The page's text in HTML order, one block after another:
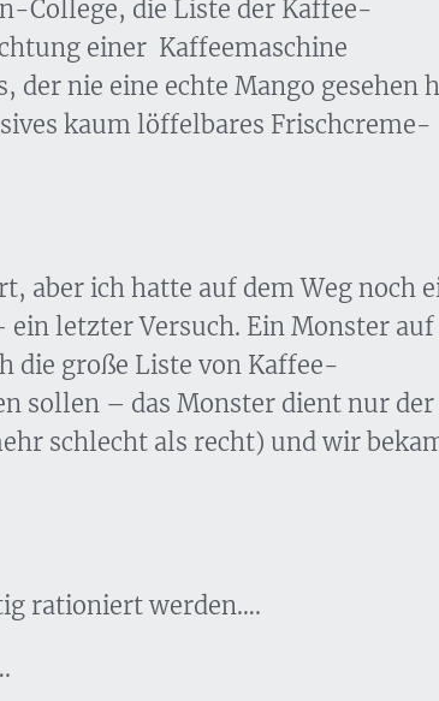
College, die Liste der Kaffee-
einer Kaffeemaschine
nie eine echte Mango gesehen
kaum löffelbares Frischcreme-
aber ich hatte auf dem Weg noch
letzter Versuch. Ein Monster auf
die große Liste von Kaffee-
sollen – das Monster dient nur der
schlecht als recht) und wir
rationiert werden….